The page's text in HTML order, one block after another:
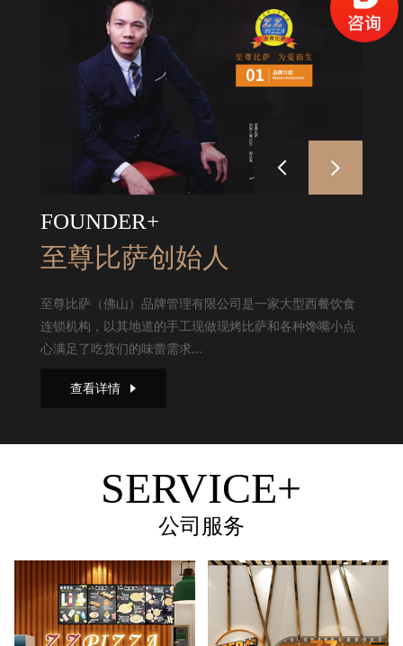
FOUNDER+
至尊比萨创始人
至尊比萨（佛山）品牌管理有限公司是一家大型西餐饮食
连锁机构，以其地道的手工现做现烤比萨和各种馋嘴小点
心满足了吃货们的味蕾需求...
查看详情
SERVICE+
公司服务